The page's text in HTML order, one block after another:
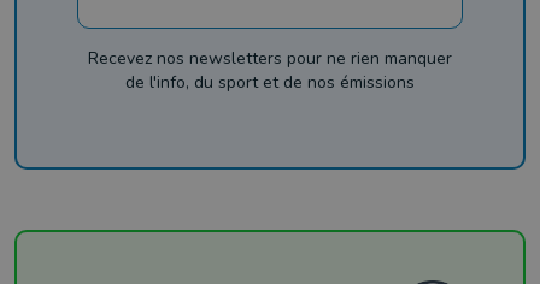
Recevez nos newsletters pour ne rien manquer
de l'info, du sport et de nos émissions